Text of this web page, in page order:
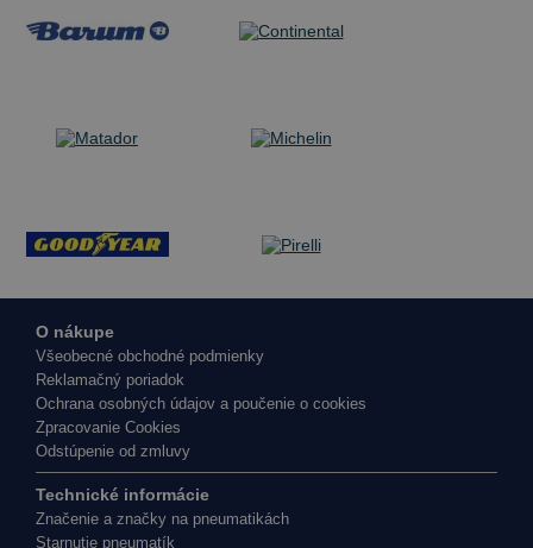
O nákupe
Všeobecné obchodné podmienky
Reklamačný poriadok
Ochrana osobných údajov a poučenie o cookies
Zpracovanie Cookies
Odstúpenie od zmluvy
Technické informácie
Značenie a značky na pneumatikách
Starnutie pneumatík